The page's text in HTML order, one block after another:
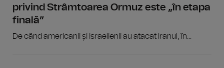
privind Strâmtoarea Ormuz este „în etapa
finală”
De când americanii și israelienii au atacat Iranul, în...